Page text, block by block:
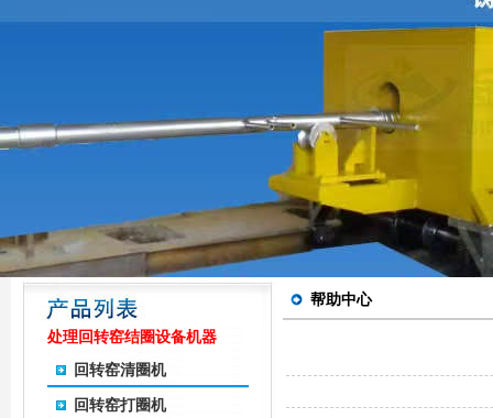
处理回转窑结圈设备机器
回转窑清圈机
回转窑打圈机
帮助中心